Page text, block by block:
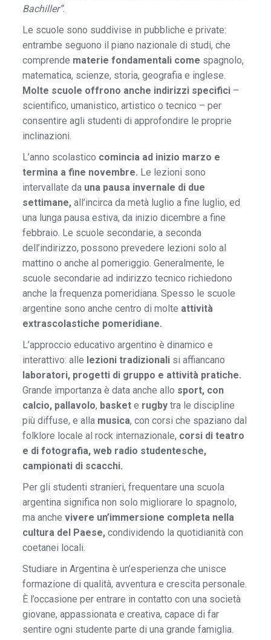
Bachiller”.
Le scuole sono suddivise in pubbliche e private:
entrambe seguono il piano nazionale di studi, che
comprende materie fondamentali come spagnolo,
matematica, scienze, storia, geografia e inglese.
Molte scuole offrono anche indirizzi specifici –
scientifico, umanistico, artistico o tecnico – per
consentire agli studenti di approfondire le proprie
inclinazioni.
L’anno scolastico comincia ad inizio marzo e
termina a fine novembre. Le lezioni sono
intervallate da una pausa invernale di due
settimane, all’incirca da metà luglio a fine luglio, ed
una lunga pausa estiva, da inizio dicembre a fine
febbraio. Le scuole secondarie, a seconda
dell’indirizzo, possono prevedere lezioni solo al
mattino o anche al pomeriggio. Generalmente, le
scuole secondarie ad indirizzo tecnico richiedono
anche la frequenza pomeridiana. Spesso le scuole
argentine sono anche centro di molte attività
extrascolastiche pomeridiane.
L’approccio educativo argentino è dinamico e
interattivo: alle lezioni tradizionali si affiancano
laboratori, progetti di gruppo e attività pratiche.
Grande importanza è data anche allo sport, con
calcio, pallavolo, basket e rugby tra le discipline
più diffuse, e alla musica, con corsi che spaziano dal
folklore locale al rock internazionale, corsi di teatro
e di fotografia, web radio studentesche,
campionati di scacchi.
Per gli studenti stranieri, frequentare una scuola
argentina significa non solo migliorare lo spagnolo,
ma anchevivere un’immersione completa nella
cultura del Paese, condividendo la quotidianità con
coetanei locali.
Studiare in Argentina è un’esperienza che unisce
formazione di qualità, avventura e crescita personale.
È l’occasione per entrare in contatto con una società
giovane, appassionata e creativa, capace di far
sentire ogni studente parte di una grande famiglia.